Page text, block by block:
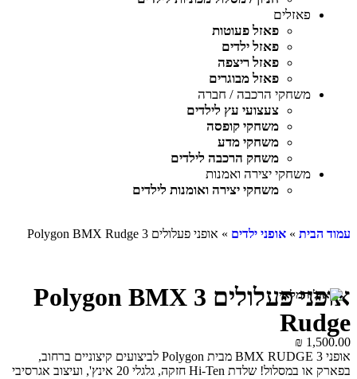
פאזלים
פאזל פעוטות
פאזל ילדים
פאזל ריצפה
פאזל מבוגרים
משחקי הרכבה / חברה
צעצועי עץ לילדים
משחקי קופסה
משחקי מדע
משחק הרכבה לילדים
משחקי יצירה ואמנות
משחקי יצירה ואומנות לילדים
עמוד הבית » אופני ילדים » אופני פעלולים 3 Polygon BMX Rudge
אופני פעלולים 3 Polygon BMX
Rudge
₪ 1,500.00
אופני BMX RUDGE 3 מבית Polygon לביצועים קיצוניים ברחוב,
בפארק או במסלול! שלדת Hi-Ten חזקה, גלגלי 20 אינץ', ועיצוב אגרסיבי